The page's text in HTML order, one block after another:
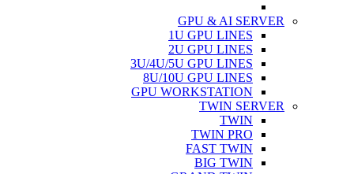
GPU & AI SERVER
1U GPU LINES
2U GPU LINES
3U/4U/5U GPU LINES
8U/10U GPU LINES
GPU WORKSTATION
TWIN SERVER
TWIN
TWIN PRO
FAST TWIN
BIG TWIN